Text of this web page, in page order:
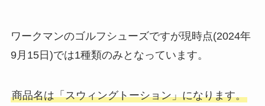
ワークマンのゴルフシューズですが現時点(2024年
9月15日)では1種類のみとなっています。
商品名は「スウィングトーション」になります。